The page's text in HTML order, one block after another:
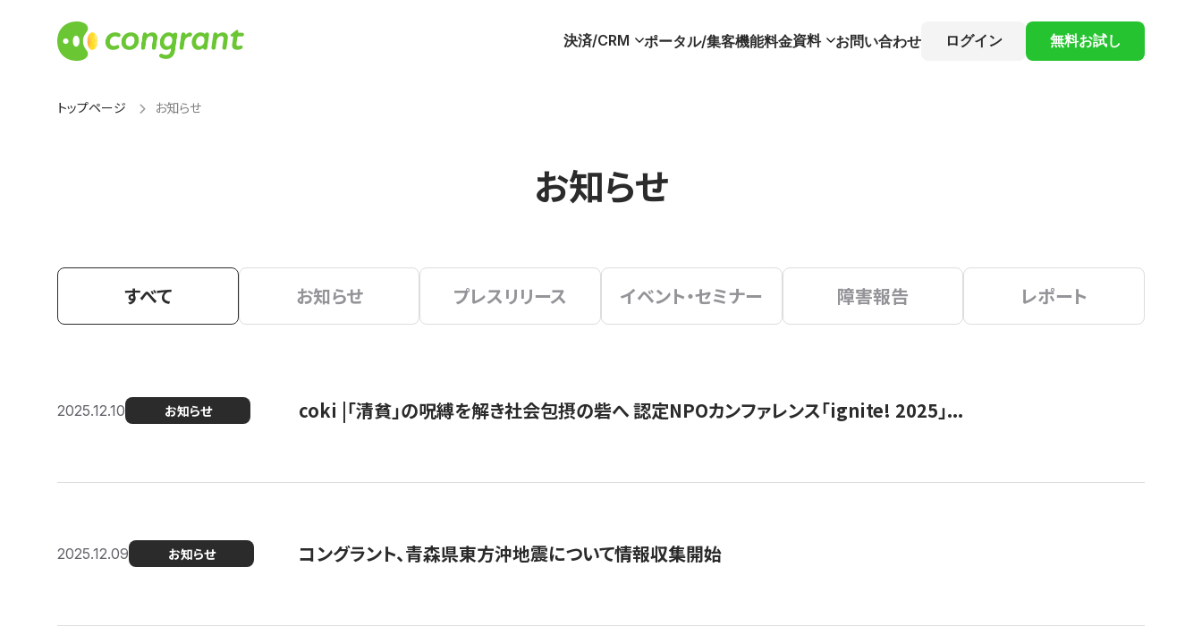
決済/CRM ポータル/集客機能料金資料 お問い合わせ ログイン 無料お試し
トップページ お知らせ
お知らせ
すべて お知らせ プレスリリース イベント・セミナー 障害報告 レポート
2025.12.10 お知らせ coki |「清貧」の呪縛を解き社会包摂の砦へ 認定NPOカンファレンス「ignite! 2025」...
2025.12.09 お知らせ コングラント、青森県東方沖地震について情報収集開始